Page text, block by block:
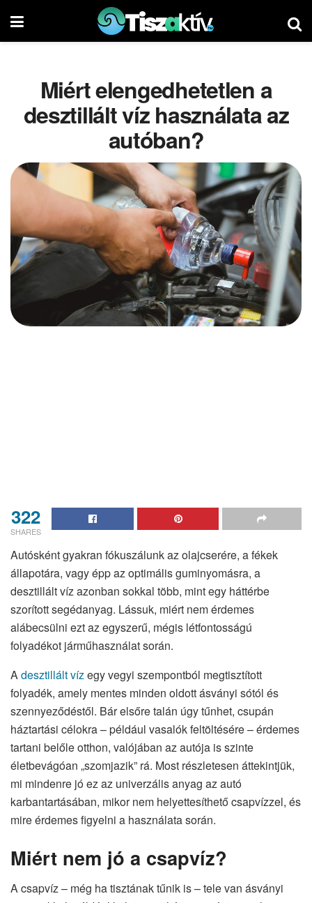
Miért elengedhetetlen a
desztillált víz használata az
autóban?
322
SHARES
Autósként gyakran fókuszálunk az olajcserére, a fékek
állapotára, vagy épp az optimális guminyomásra, a
desztillált víz azonban sokkal több, mint egy háttérbe
szorított segédanyag. Lássuk, miért nem érdemes
alábecsülni ezt az egyszerű, mégis létfontosságú
folyadékot járműhasználat során.
Adesztillált vízegy vegyi szempontból megtisztított
folyadék, amely mentes minden oldott ásványi sótól és
szennyeződéstől. Bár elsőre talán úgy tűnhet, csupán
háztartási célokra – például vasalók feltöltésére – érdemes
tartani belőle otthon, valójában az autója is szinte
életbevágóan „szomjazik” rá. Most részletesen áttekintjük,
mi mindenre jó ez az univerzális anyag az autó
karbantartásában, mikor nem helyettesíthető csapvízzel, és
mire érdemes figyelni a használata során.
Miért nem jó a csapvíz?
A csapvíz – még ha tisztának tűnik is – tele van ásványi